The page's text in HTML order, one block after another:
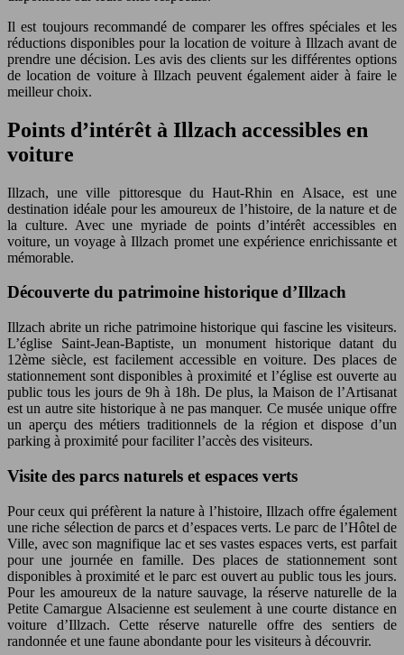
Il est toujours recommandé de comparer les offres spéciales et les
réductions disponibles pour la location de voiture à Illzach avant de
prendre une décision. Les avis des clients sur les différentes options
de location de voiture à Illzach peuvent également aider à faire le
meilleur choix.
Points d’intérêt à Illzach accessibles en
voiture
Illzach, une ville pittoresque du Haut-Rhin en Alsace, est une
destination idéale pour les amoureux de l’histoire, de la nature et de
la culture. Avec une myriade de points d’intérêt accessibles en
voiture, un voyage à Illzach promet une expérience enrichissante et
mémorable.
Découverte du patrimoine historique d’Illzach
Illzach abrite un riche patrimoine historique qui fascine les visiteurs.
L’église Saint-Jean-Baptiste, un monument historique datant du
12ème siècle, est facilement accessible en voiture. Des places de
stationnement sont disponibles à proximité et l’église est ouverte au
public tous les jours de 9h à 18h. De plus, la Maison de l’Artisanat
est un autre site historique à ne pas manquer. Ce musée unique offre
un aperçu des métiers traditionnels de la région et dispose d’un
parking à proximité pour faciliter l’accès des visiteurs.
Visite des parcs naturels et espaces verts
Pour ceux qui préfèrent la nature à l’histoire, Illzach offre également
une riche sélection de parcs et d’espaces verts. Le parc de l’Hôtel de
Ville, avec son magnifique lac et ses vastes espaces verts, est parfait
pour une journée en famille. Des places de stationnement sont
disponibles à proximité et le parc est ouvert au public tous les jours.
Pour les amoureux de la nature sauvage, la réserve naturelle de la
Petite Camargue Alsacienne est seulement à une courte distance en
voiture d’Illzach. Cette réserve naturelle offre des sentiers de
randonnée et une faune abondante pour les visiteurs à découvrir.